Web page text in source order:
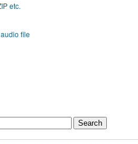
etc.
file